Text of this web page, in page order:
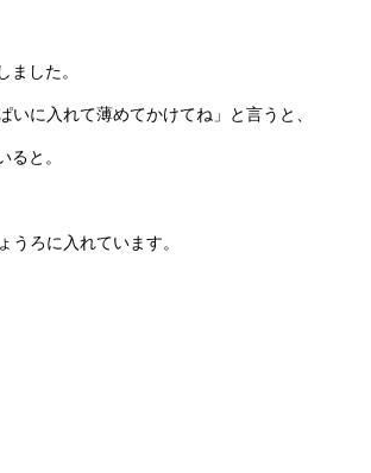
した。
に入れて薄めてかけてね」と言うと、
と。
ろに入れています。